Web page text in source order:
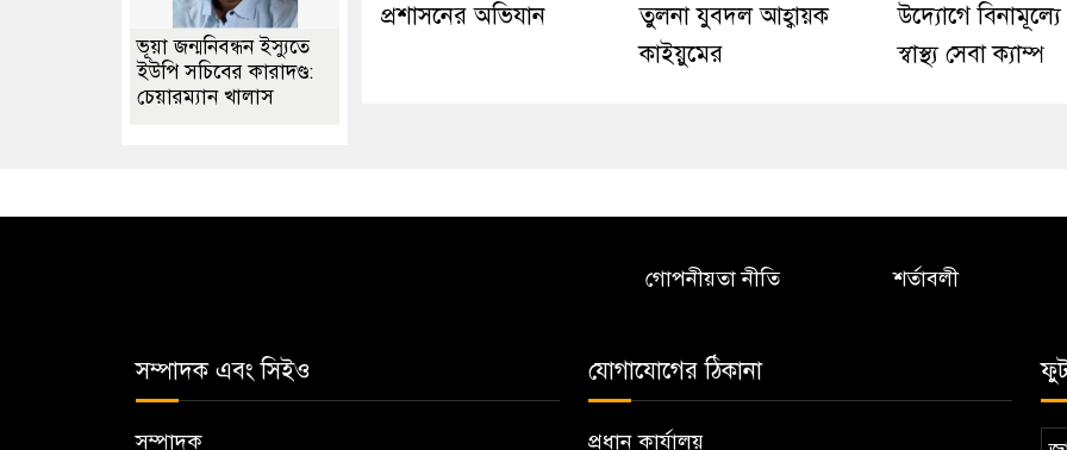
প্রশাসনের অভিযান
তুলনা যুবদল আহ্বায়ক
কাইয়ুমের
উদ্যোগে বিনামূল্যে
স্বাস্থ্য সেবা ক্যাম্প
ভূয়া জন্মনিবন্ধন ইস্যুতে
ইউপি সচিবের কারাদণ্ড:
চেয়ারম্যান খালাস
গোপনীয়তা নীতি শর্তাবলী
সম্পাদক এবং সিইও
সম্পাদক
যোগাযোগের ঠিকানা
প্রধান কার্যালয়